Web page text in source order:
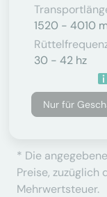
1520 - 4010
30 - 42 hz
Nur für
* Die
Preise, zuzüglich
Mehrwertsteuer.